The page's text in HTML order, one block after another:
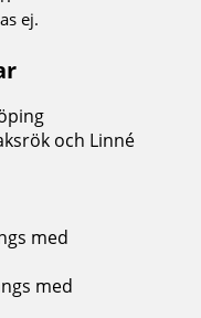
ej.
och Linné
med
med